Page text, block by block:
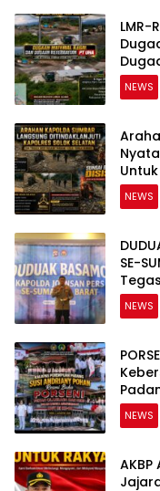
LMR-
NEWS
Slogan
NEWS
SE-
NEWS
NEWS